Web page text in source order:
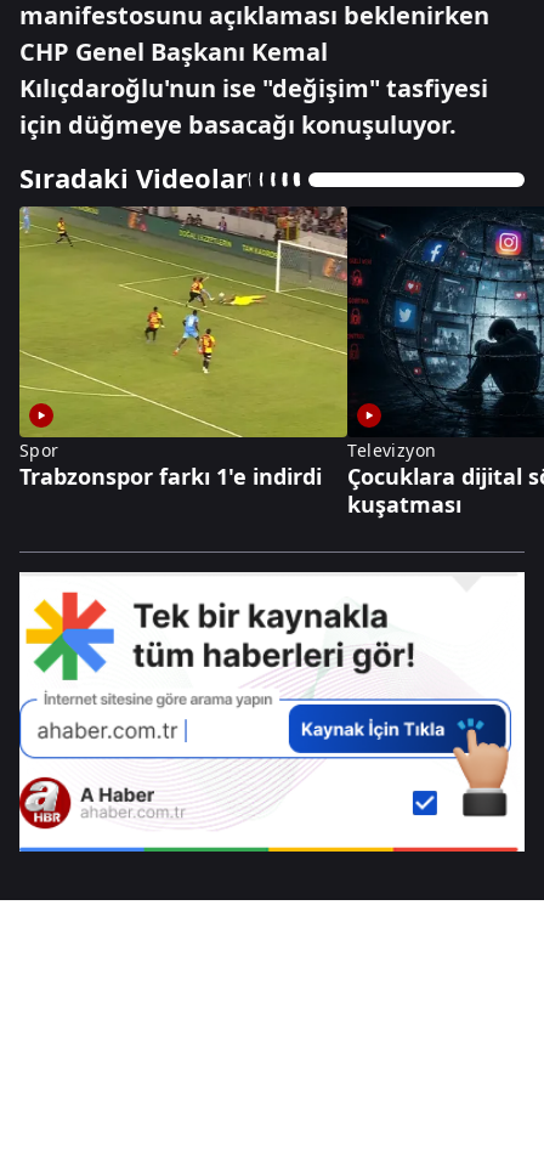
manifestosunu açıklaması beklenirken
CHP Genel Başkanı Kemal
Kılıçdaroğlu'nun ise "değişim" tasfiyesi
için düğmeye basacağı konuşuluyor.
Sıradaki Videolar
Spor
Trabzonspor farkı 1'e indirdi
Televizyon
Çocuklara dijital
kuşatması